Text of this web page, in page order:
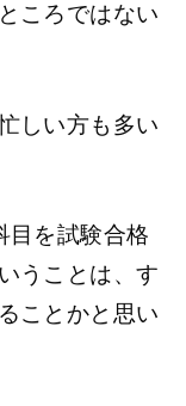
ころではない
しい方も多い
目を試験合格
うことは、す
ことかと思い